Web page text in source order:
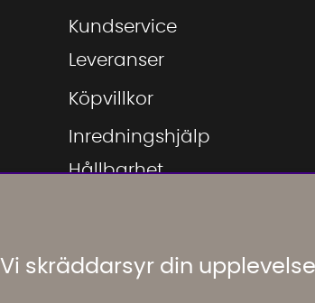
Vi skräddarsyr din
Kundservice
Leveranser
Köpvillkor
Inredningshjälp
Hållbarhet
Jobba hos oss